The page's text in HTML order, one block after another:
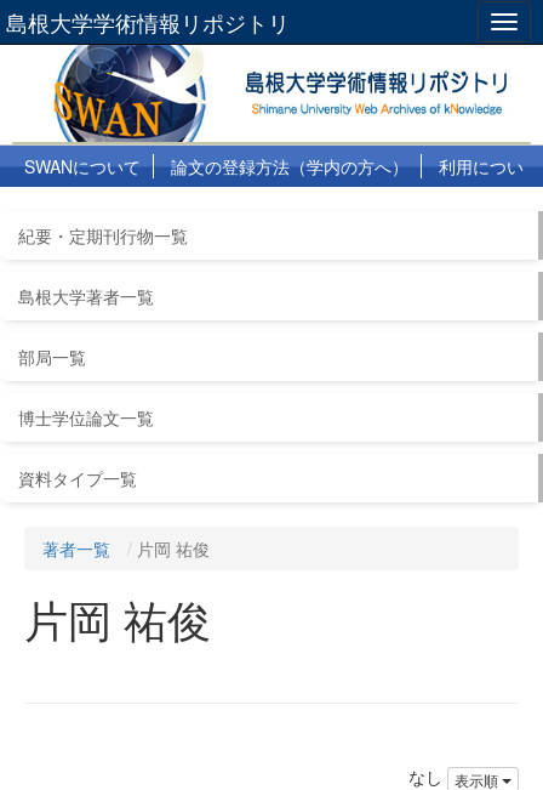
島根大学学術情報リポジトリ
SWANについて 論文の登録方法（学内の方へ）
利用につい
紀要・定期刊行物一覧
島根大学著者一覧
部局一覧
博士学位論文一覧
資料タイプ一覧
著者一覧 片岡 祐俊
片岡 祐俊
なし 表示順